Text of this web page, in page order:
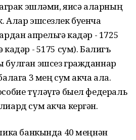
эшләми, яисә аларның
эшсезлек буенча
апрельгә кадәр - 1725
- 5175 сум). Балигъ
булган эшсез гражданнар
3 мең сум акча ала.
түләүгә быел федераль
сум акча кергән.
банкында 40 меңнән